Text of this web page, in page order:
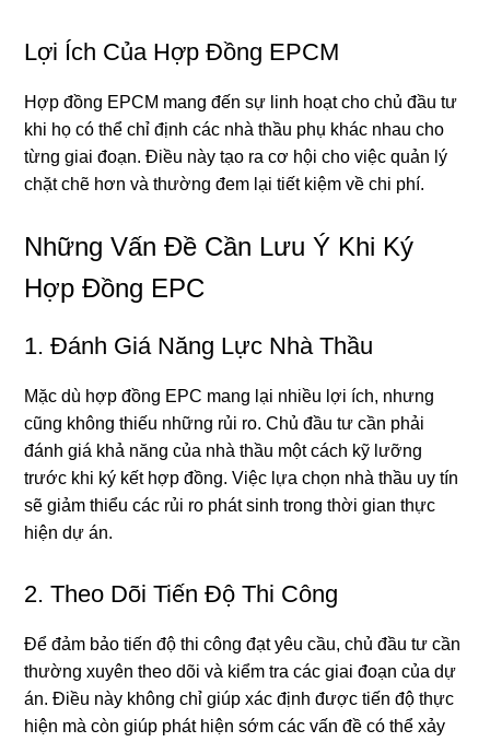
Lợi Ích Của Hợp Đồng EPCM
Hợp đồng EPCM mang đến sự linh hoạt cho chủ đầu tư
khi họ có thể chỉ định các nhà thầu phụ khác nhau cho
từng giai đoạn. Điều này tạo ra cơ hội cho việc quản lý
chặt chẽ hơn và thường đem lại tiết kiệm về chi phí.
Những Vấn Đề Cần Lưu Ý Khi Ký
Hợp Đồng EPC
1. Đánh Giá Năng Lực Nhà Thầu
Mặc dù hợp đồng EPC mang lại nhiều lợi ích, nhưng
cũng không thiếu những rủi ro. Chủ đầu tư cần phải
đánh giá khả năng của nhà thầu một cách kỹ lưỡng
trước khi ký kết hợp đồng. Việc lựa chọn nhà thầu uy tín
sẽ giảm thiểu các rủi ro phát sinh trong thời gian thực
hiện dự án.
2. Theo Dõi Tiến Độ Thi Công
Để đảm bảo tiến độ thi công đạt yêu cầu, chủ đầu tư cần
thường xuyên theo dõi và kiểm tra các giai đoạn của dự
án. Điều này không chỉ giúp xác định được tiến độ thực
hiện mà còn giúp phát hiện sớm các vấn đề có thể xảy